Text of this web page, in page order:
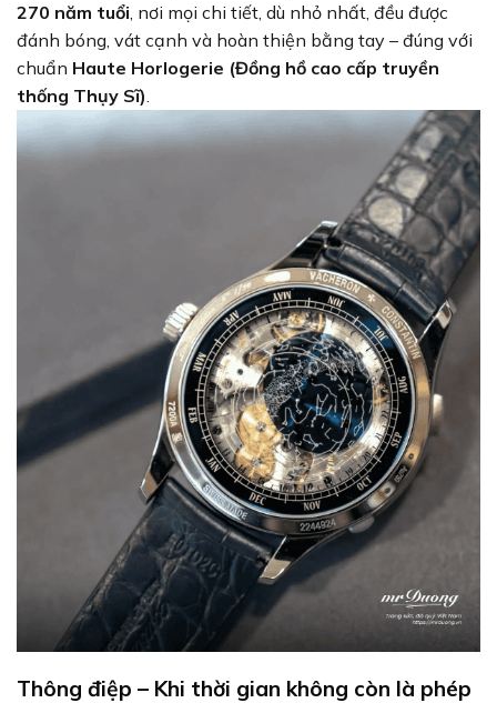
270 năm tuổi, nơi mọi chi tiết, dù nhỏ nhất, đều được
đánh bóng, vát cạnh và hoàn thiện bằng tay – đúng với
chuẩn Haute Horlogerie (Đồng hồ cao cấp truyền
thống Thụy Sĩ).
Thông điệp – Khi thời gian không còn là phép